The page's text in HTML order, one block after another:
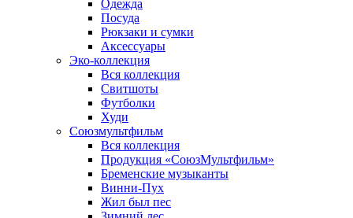
Одежда
Посуда
Рюкзаки и сумки
Аксессуары
Эко-коллекция
Вся коллекция
Свитшоты
Футболки
Худи
Союзмультфильм
Вся коллекция
Продукция «СоюзМультфильм»
Бременские музыканты
Винни-Пух
Жил был пес